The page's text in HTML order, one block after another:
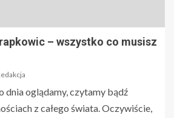
– wszystko co musisz
dnia oglądamy, czytamy bądź
z całego świata. Oczywiście,